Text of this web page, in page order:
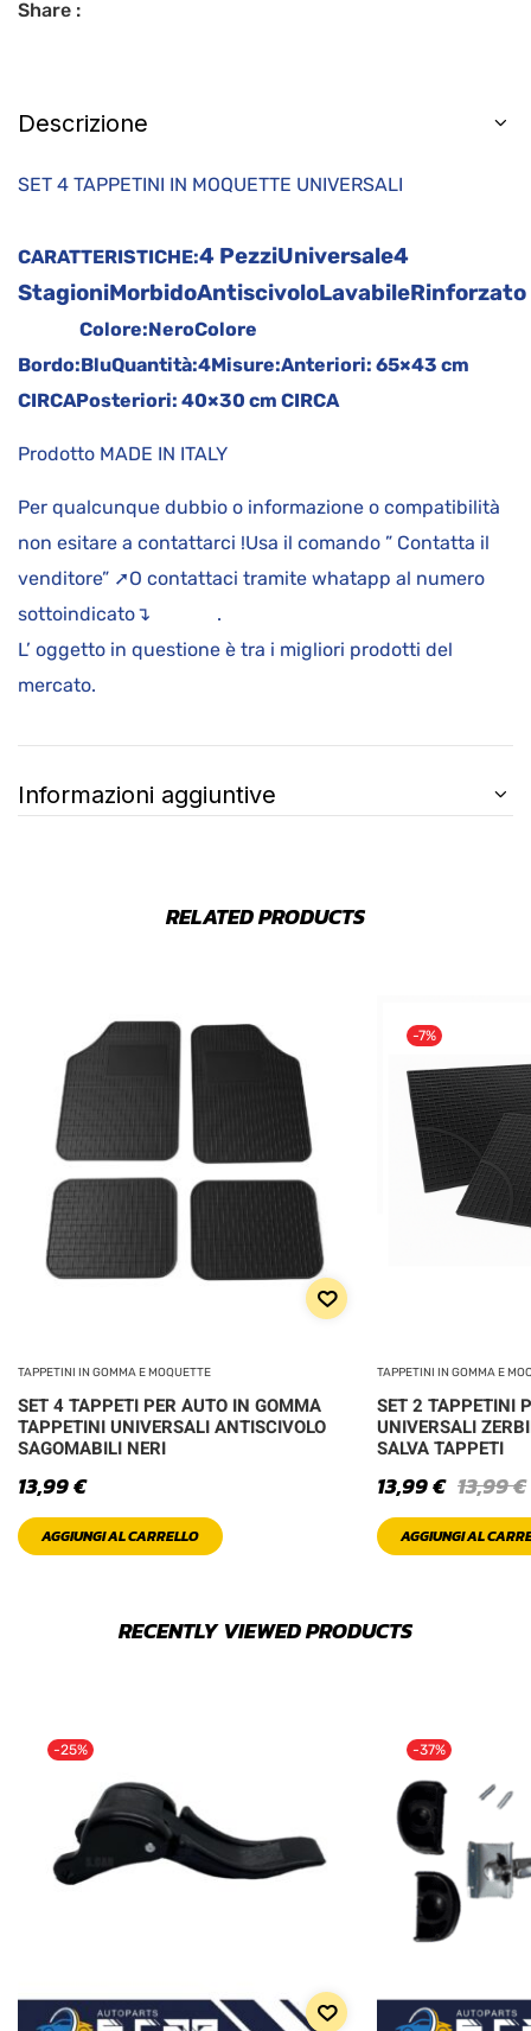
Share :
Descrizione
SET 4 TAPPETINI IN MOQUETTE UNIVERSALI
CARATTERISTICHE:4 PezziUniversale4
StagioniMorbidoAntiscivoloLavabileRinforzato
Colore:NeroColore
Bordo:BluQuantità:4Misure:Anteriori: 65×43 cm
CIRCAPosteriori: 40×30 cm CIRCA
Prodotto MADE IN ITALY
Per qualcunque dubbio o informazione o compatibilità
non esitare a contattarci !Usa il comando ” Contatta il
venditore” ➚O contattaci tramite whatapp al numero
sottoindicato↴ .
L’ oggetto in questione è tra i migliori prodotti del
mercato.
Informazioni aggiuntive
RELATED PRODUCTS
TAPPETINI IN GOMMA E MOQUETTE
SET 4 TAPPETI PER AUTO IN GOMMA
TAPPETINI UNIVERSALI ANTISCIVOLO
SAGOMABILI NERI
13,99€
AGGIUNGI AL CARRELLO
-7%
TAPPETINI IN GOMMA E
SET 2 TAPPETINI
UNIVERSALI
SALVA TAPPETI
13,99€
13,99€
AGGIUNGI AL
RECENTLY VIEWED PRODUCTS
-25% -37%